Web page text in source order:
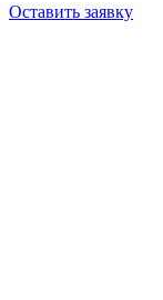
Оставить заявку